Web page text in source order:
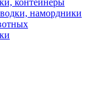
контейнеры
намордники